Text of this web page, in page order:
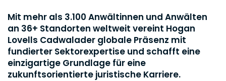
Mit mehr als 3.100 Anwältinnen und Anwälten
an 36+ Standorten weltweit vereint Hogan
Lovells Cadwalader globale Präsenz mit
fundierter Sektorexpertise und schafft eine
einzigartige Grundlage für eine
zukunftsorientierte juristische Karriere.